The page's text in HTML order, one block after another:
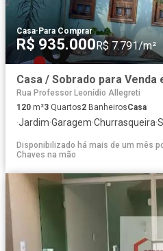
Casa·Para Comprar
R$ 935.000R$ 7.791/m²
Rua Professor Leonídio Allegreti
120 m²3 Quartos2 BanheirosCasa
·Jardim·Garagem·Churrasqueira·
Disponibilizado há mais de um mês
Chaves na mão